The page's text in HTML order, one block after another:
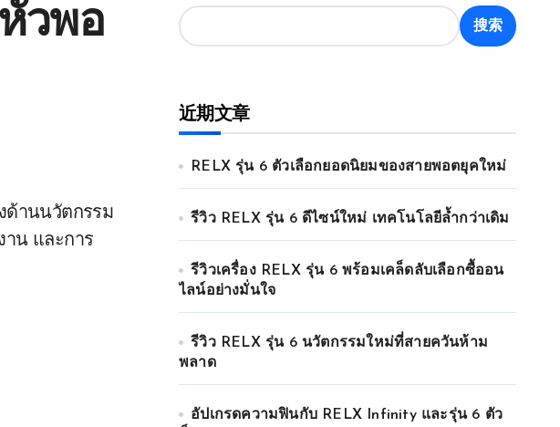
วพอ
ด้านนวัตกรรม
าน และการ
搜索
近期文章
RELX รุ่น 6 ตัวเลือกยอดนิยมของสายพอตยุคใหม่
รีวิว RELX รุ่น 6 ดีไซน์ใหม่ เทคโนโลยีล้ำกว่าเดิม
รีวิวเครื่อง RELX รุ่น 6 พร้อมเคล็ดลับเลือกซื้ออน
ไลน์อย่างมั่นใจ
รีวิว RELX รุ่น 6 นวัตกรรมใหม่ที่สายควันห้าม
พลาด
อัปเกรดความฟินกับ RELX Infinity และรุ่น 6 ตัว